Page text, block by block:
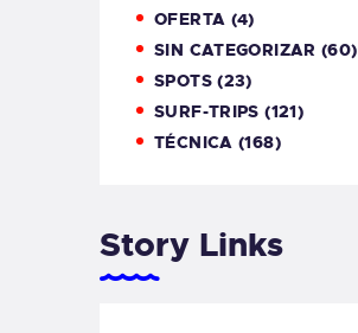
OFERTA (4)
SIN CATEGORIZAR (60)
SPOTS(23)
SURF-TRIPS (121)
TÉCNICA (168)
Story Links